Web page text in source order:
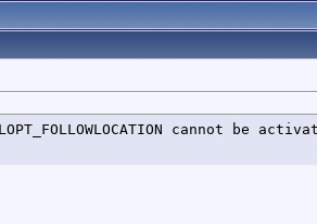
cannot